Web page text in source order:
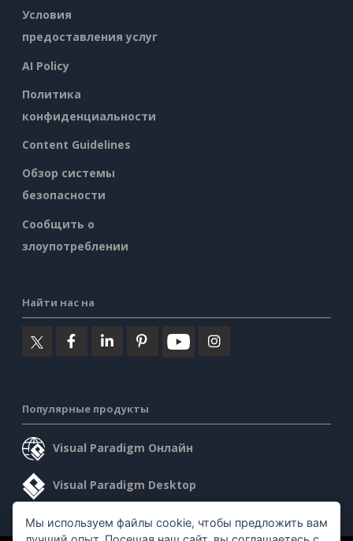
Условия
предоставления услуг
AI Policy
Политика
конфиденциальности
Content Guidelines
Обзор системы
безопасности
Сообщить о
злоупотреблении
Найти нас на
Популярные продукты
Visual Paradigm Онлайн
Visual Paradigm Desktop
Мы используем файлы cookie, чтобы предложить вам